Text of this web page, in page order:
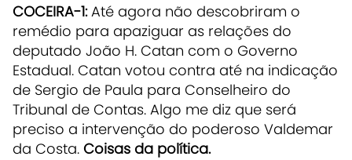
COCEIRA-1:Até agora não descobriram o
remédio para apaziguar as relações do
deputado João H. Catan com o Governo
Estadual. Catan votou contra até na indicação
de Sergio de Paula para Conselheiro do
Tribunal de Contas. Algo me diz que será
preciso a intervenção do poderoso Valdemar
da Costa. Coisas da política.